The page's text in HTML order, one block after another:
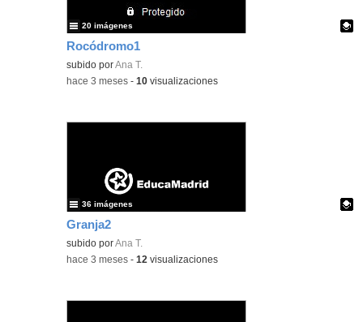
Rocódromo1
Contenido educativo.
subido porAna T.
20 imágenes
-hace 3 meses -10 visualizaciones
Granja2
Contenido educativo.
subido porAna T.
36 imágenes
-hace 3 meses -12 visualizaciones